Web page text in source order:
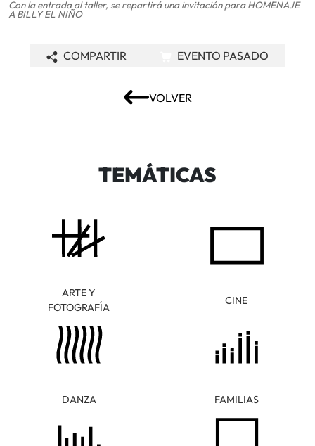
Con la entrada al taller, se repartirá una invitación para HOMENAJE
A BILLY EL NIÑO
VOLVER
COMPARTIR EVENTO PASADO
TEMÁTICAS
ARTE Y
FOTOGRAFÍA
CINE
DANZA FAMILIAS